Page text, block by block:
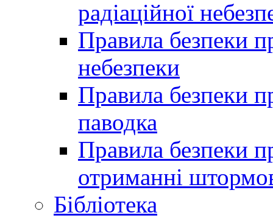
радіаційної
Правила безпеки
небезпеки
Правила безпеки
паводка
Правила безпеки
отриманні
Бібліотека